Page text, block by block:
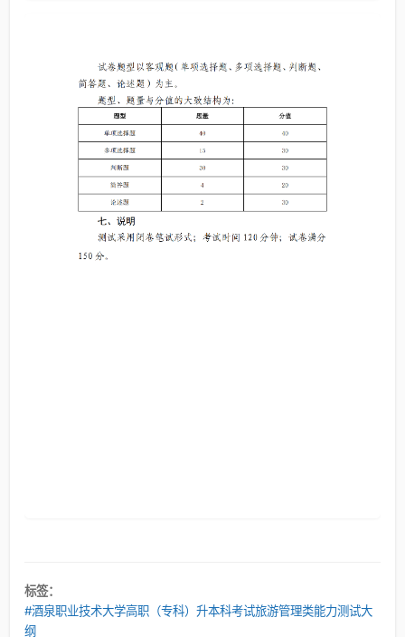
标签：
#酒泉职业技术大学高职（专科）升本科考试旅游管理类能力测试大
纲